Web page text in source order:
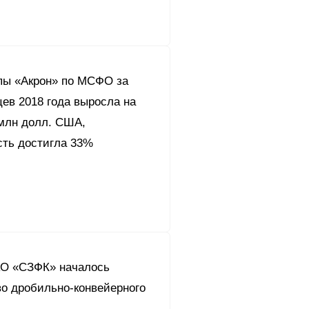
аудита
центр «Акрон
безопасность
«Акрон» по МСФО за
2018 года выросла на
долл. США,
достигла 33%
«СЗФК» началось
дробильно-конвейерного